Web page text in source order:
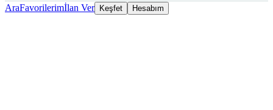
AraFavorilerimİlan Ver Keşfet Hesabım